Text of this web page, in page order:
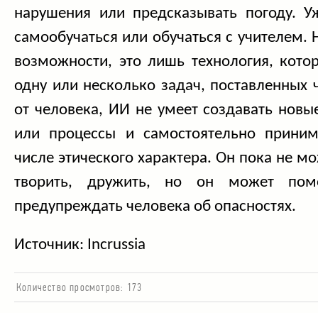
нарушения или предсказывать погоду.
самообучаться или обучаться с учителем.
возможности, это лишь технология,
одну или несколько задач, поставленных
от человека, ИИ не умеет создавать
или процессы и самостоятельно
числе этического характера. Он пока не
творить, дружить, но он может
предупреждать человека об опасностях.
Источник: Incrussia
Количество просмотров: 173